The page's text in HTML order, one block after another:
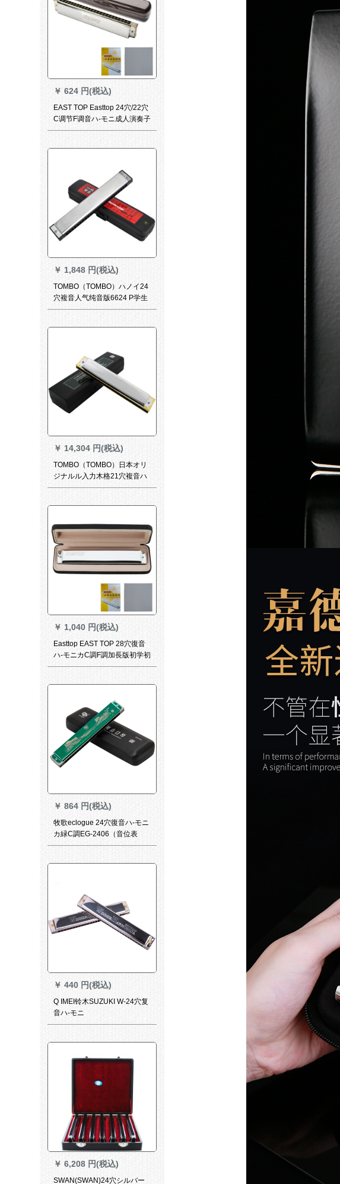
￥ 624 円(税込)
EAST TOP Easttop 24穴/22穴
C调节F调音ハ-モニ成人演奏子
供学生初学楽器ハ-モニ
￥ 1,848 円(税込)
TOMBO（TOMBO）ハノイ24
穴複音人气纯音版6624 P学生
初学成人女史中高年演奏器
￥ 14,304 円(税込)
TOMBO（TOMBO）日本オリ
ジナルル入力木格21穴複音ハ
ノイ演奏コリック・プロシュ
￥ 1,040 円(税込)
Easttop EAST TOP 28穴復音
ハ-モニカC調F調加長版初学初
学入門幅音域奏琴C調
￥ 864 円(税込)
牧歌eclogue 24穴復音ハ-モニ
カ緑C調EG-2406（音位表
記）
￥ 440 円(税込)
Q IMEI铃木SUZUKI W-24穴复
音ハ-モニ
￥ 6,208 円(税込)
SWAN(SWAN)24穴シルバー